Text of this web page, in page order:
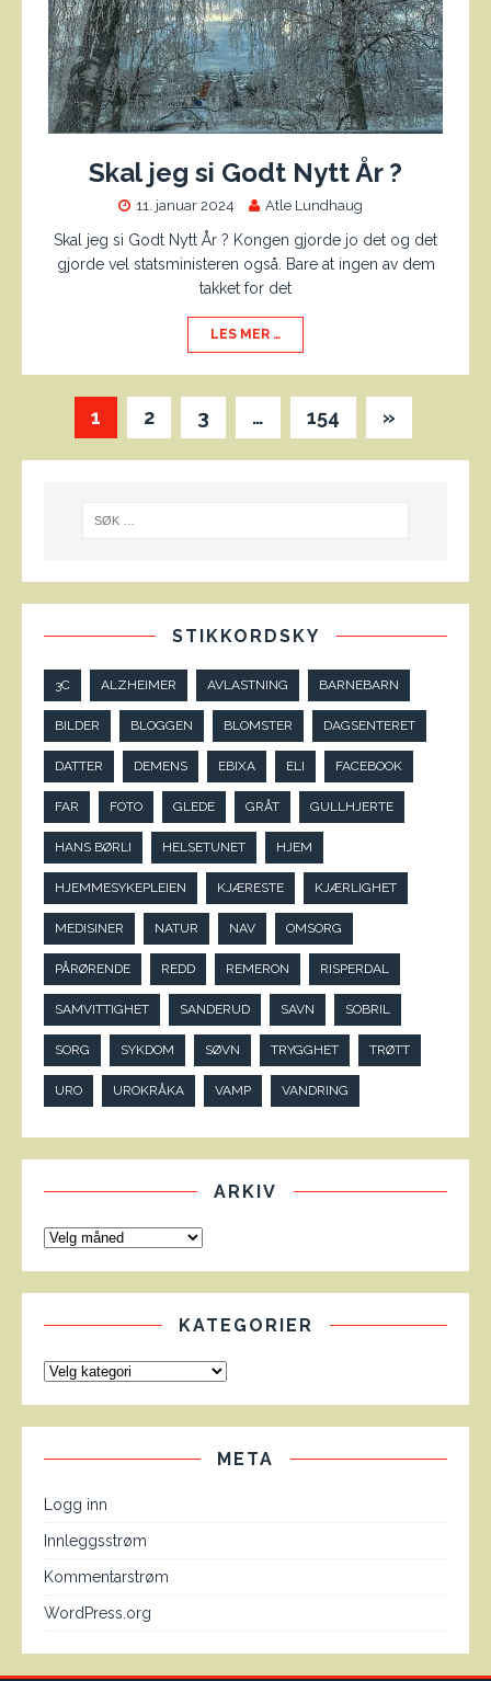
Skal jeg si Godt Nytt År ?
11. januar 2024 Atle Lundhaug
Skal jeg si Godt Nytt År ? Kongen gjorde jo det og det
gjorde vel statsministeren også. Bare at ingen av dem
takket for det
LES MER …
1 2 3 … 154 »
STIKKORDSKY
3C ALZHEIMER AVLASTNING BARNEBARN
BILDER BLOGGEN BLOMSTER DAGSENTERET
DATTER DEMENS EBIXA ELI FACEBOOK
FAR FOTO GLEDE GRÅT GULLHJERTE
HANS BØRLI HELSETUNET HJEM
HJEMMESYKEPLEIEN KJÆRESTE KJÆRLIGHET
MEDISINER NATUR NAV OMSORG
PÅRØRENDE REDD REMERON RISPERDAL
SAMVITTIGHET SANDERUD SAVN SOBRIL
SORG SYKDOM SØVN TRYGGHET TRØTT
URO UROKRÅKA VAMP VANDRING
ARKIV
KATEGORIER
META
Logg inn
Innleggsstrøm
Kommentarstrøm
WordPress.org